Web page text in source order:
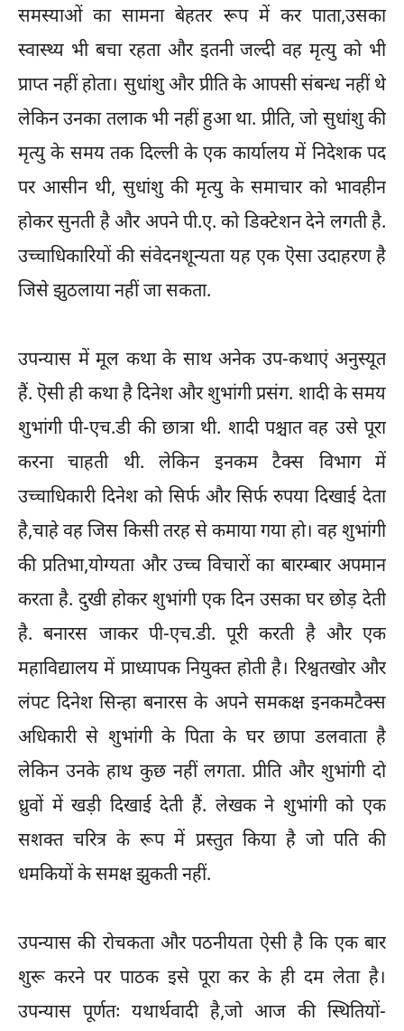
समस्याओं का सामना बेहतर रूप में कर पाता,उसका
स्वास्थ्य भी बचा रहता और इतनी जल्दी वह मृत्यु को भी
प्राप्त नहीं होता। सुधांशु और प्रीति के आपसी संबन्ध नहीं थे
लेकिन उनका तलाक भी नहीं हुआ था. प्रीति, जो सुधांशु की
मृत्यु के समय तक दिल्ली के एक कार्यालय में निदेशक पद
पर आसीन थी, सुधांशु की मृत्यु के समाचार को भावहीन
होकर सुनती है और अपने पी.ए. को डिक्टेशन देने लगती है.
उच्चाधिकारियों की संवेदनशून्यता यह एक ऎसा उदाहरण है
जिसे झुठलाया नहीं जा सकता.
उपन्यास में मूल कथा के साथ अनेक उप-कथाएं अनुस्यूत
हैं. ऎसी ही कथा है दिनेश और शुभांगी प्रसंग. शादी के समय
शुभांगी पी-एच.डी की छात्रा थी. शादी पश्चात वह उसे पूरा
करना चाहती थी. लेकिन इनकम टैक्स विभाग में
उच्चाधिकारी दिनेश को सिर्फ और सिर्फ रुपया दिखाई देता
है,चाहे वह जिस किसी तरह से कमाया गया हो। वह शुभांगी
की प्रतिभा,योग्यता और उच्च विचारों का बारम्बार अपमान
करता है. दुखी होकर शुभांगी एक दिन उसका घर छोड़ देती
है. बनारस जाकर पी-एच.डी. पूरी करती है और एक
महाविद्यालय में प्राध्यापक नियुक्त होती है। रिश्वतखोर और
लंपट दिनेश सिन्हा बनारस के अपने समकक्ष इनकमटैक्स
अधिकारी से शुभांगी के पिता के घर छापा डलवाता है
लेकिन उनके हाथ कुछ नहीं लगता. प्रीति और शुभांगी दो
ध्रुवों में खड़ी दिखाई देती हैं. लेखक ने शुभांगी को एक
सशक्त चरित्र के रूप में प्रस्तुत किया है जो पति की
धमकियों के समक्ष झुकती नहीं.
उपन्यास की रोचकता और पठनीयता ऐसी है कि एक बार
शुरू करने पर पाठक इसे पूरा कर के ही दम लेता है।
उपन्यास पूर्णतः यथार्थवादी है,जो आज की स्थितियों-